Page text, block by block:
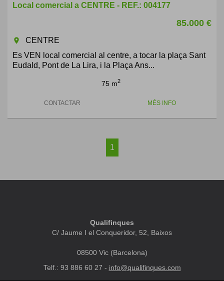
Local comercial a CENTRE - REF.: 004177
85.000 €
room
CENTRE
Es VEN local comercial al centre, a tocar la plaça Sant
Eudald, Pont de La Lira, i la Plaça Ans...
75 m2
CONTACTAR MÉS INFO
1
Qualifinques
C/ Jaume I el Conqueridor, 52, Baixos
08500 Vic (Barcelona)
Telf.: 93 886 60 27 - info@qualifinques.com